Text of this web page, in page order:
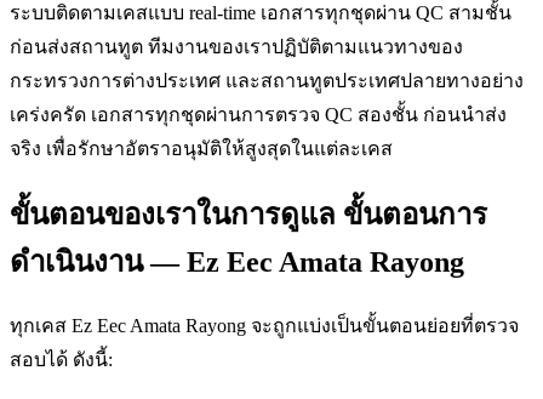
ระบบติดตามเคสแบบ real-time เอกสารทุกชุดผ่าน QC สามชั้น
ก่อนส่งสถานทูต ทีมงานของเราปฏิบัติตามแนวทางของ
กระทรวงการต่างประเทศ และสถานทูตประเทศปลายทางอย่าง
เคร่งครัด เอกสารทุกชุดผ่านการตรวจ QC สองชั้น ก่อนนำส่ง
จริง เพื่อรักษาอัตราอนุมัติให้สูงสุดในแต่ละเคส
ขั้นตอนของเราในการดูแล ขั้นตอนการ
ดำเนินงาน — Ez Eec Amata Rayong
ทุกเคส Ez Eec Amata Rayong จะถูกแบ่งเป็นขั้นตอนย่อยที่ตรวจ
สอบได้ ดังนี้: